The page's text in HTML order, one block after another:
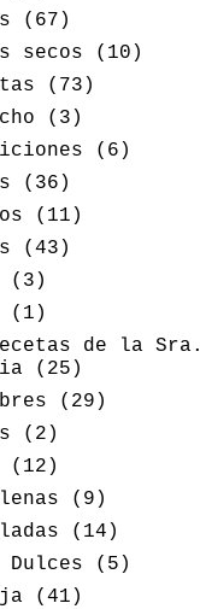
(67)
secos
(10)
(73)
(3)
(6)
(36)
(11)
(43)
(3)
(1)
de la Sra.
(25)
(29)
(2)
(12)
(9)
(14)
Dulces
(5)
(41)